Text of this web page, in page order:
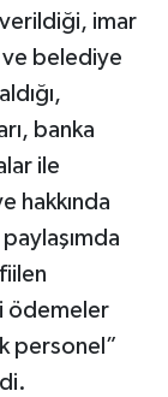
verildiği, imar
ve belediye
banka
ile
hakkında
ödemeler
personel”